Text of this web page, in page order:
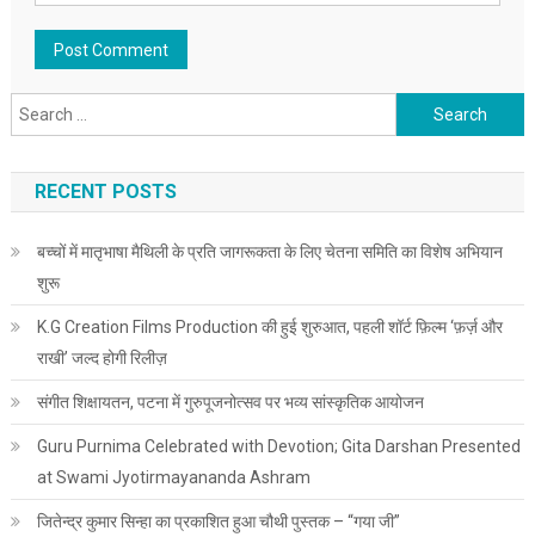
Search for:
RECENT POSTS
बच्चों में मातृभाषा मैथिली के प्रति जागरूकता के लिए चेतना समिति का विशेष अभियान
शुरू
K.G Creation Films Production की हुई शुरुआत, पहली शॉर्ट फ़िल्म ‘फ़र्ज़ और
राखी’ जल्द होगी रिलीज़
संगीत शिक्षायतन, पटना में गुरुपूजनोत्सव पर भव्य सांस्कृतिक आयोजन
Guru Purnima Celebrated with Devotion; Gita Darshan Presented
at Swami Jyotirmayananda Ashram
जितेन्द्र कुमार सिन्हा का प्रकाशित हुआ चौथी पुस्तक – “गया जी”